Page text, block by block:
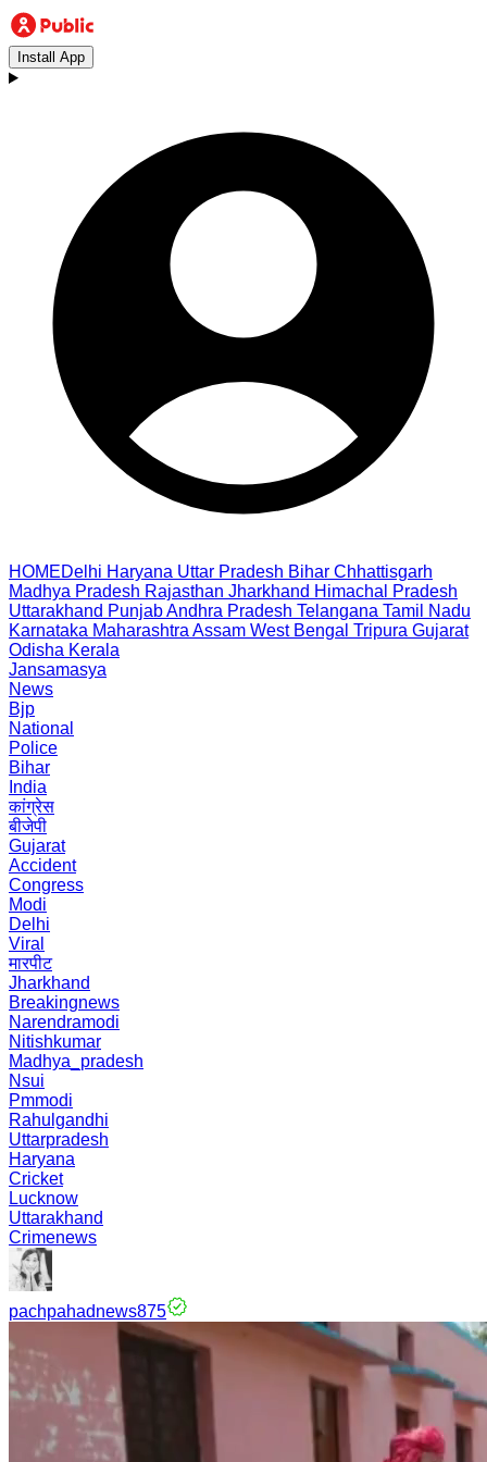
Install App
HOMEDelhi Haryana Uttar Pradesh Bihar Chhattisgarh
Madhya Pradesh Rajasthan Jharkhand Himachal Pradesh
Uttarakhand PunjabAndhra Pradesh Telangana Tamil Nadu
Karnataka Maharashtra Assam West Bengal Tripura Gujarat
Odisha Kerala
Jansamasya
News
Bjp
National
Police
Bihar
India
कांग्रेस
बीजेपी
Gujarat
Accident
Congress
Modi
Delhi
Viral
मारपीट
Jharkhand
Breakingnews
Narendramodi
Nitishkumar
Madhya_pradesh
Nsui
Pmmodi
Rahulgandhi
Uttarpradesh
Haryana
Cricket
Lucknow
Uttarakhand
Crimenews
pachpahadnews875